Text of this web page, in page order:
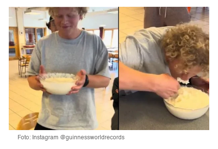
Foto: Instagram @guinnessworldrecords